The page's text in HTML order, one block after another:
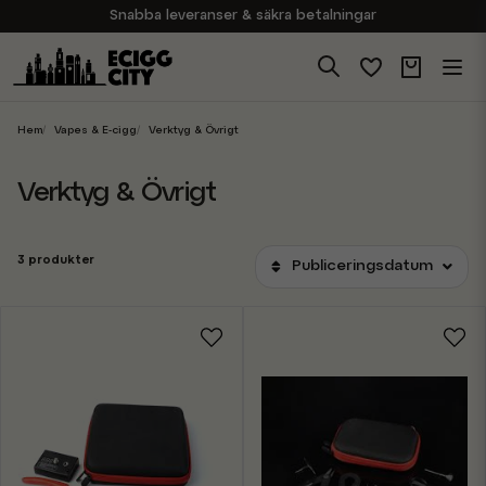
Snabba leveranser & säkra betalningar
Handla i vår butik på Sveavägen
Brett sortiment av produkter
Hem Vapes & E-cigg Verktyg & Övrigt
Verktyg & Övrigt
3 produkter Publiceringsdatum